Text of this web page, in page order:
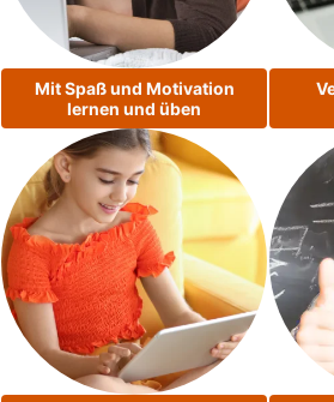
Mit Spaß und Motivation
lernen und üben